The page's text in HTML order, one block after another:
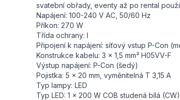
svatební obřady, eventy až po rental
Napájení: 100-240 V AC, 50/60 Hz
Příkon: 270 W
Třída ochrany: I
Připojení k napájení: síťový vstup P-Con
Konstrukce kabelu: 3 x 1,5 mm² H05VV-F
Výstup napájení: P-Con (šedý)
Pojistka: 5 x 20 mm, vyměnitelná T 3,15 A
Typ lampy: LED
Typ LED: 1 x 200 W COB studená bílá (CW)